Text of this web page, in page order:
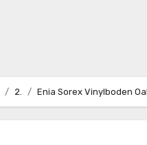
2. Enia Sorex Vinylboden